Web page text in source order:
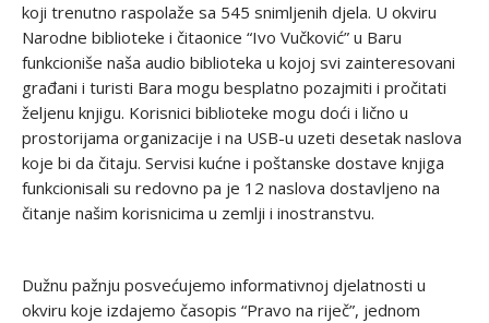
koji trenutno raspolaže sa 545 snimljenih djela. U okviru
Narodne biblioteke i čitaonice “Ivo Vučković” u Baru
funkcioniše naša audio biblioteka u kojoj svi zainteresovani
građani i turisti Bara mogu besplatno pozajmiti i pročitati
željenu knjigu. Korisnici biblioteke mogu doći i lično u
prostorijama organizacije i na USB-u uzeti desetak naslova
koje bi da čitaju. Servisi kućne i poštanske dostave knjiga
funkcionisali su redovno pa je 12 naslova dostavljeno na
čitanje našim korisnicima u zemlji i inostranstvu.
Dužnu pažnju posvećujemo informativnoj djelatnosti u
okviru koje izdajemo časopis “Pravo na riječ”, jednom